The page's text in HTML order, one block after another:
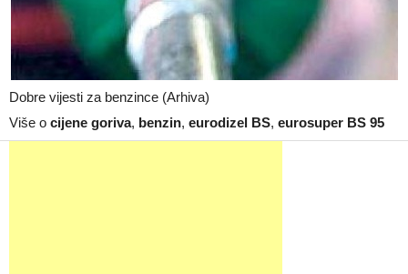
Dobre vijesti za benzince (Arhiva)
Više o cijene goriva, benzin, eurodizel BS, eurosuper BS 95